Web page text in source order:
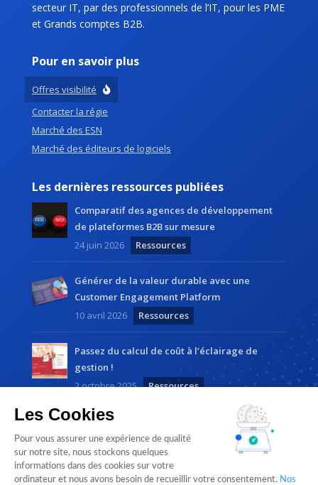
secteur IT, par des professionnels de l’IT, pour les PME
et Grands comptes B2B.
Pour en savoir plus
Offres visibilité
Contacter la régie
Marché des ESN
Marché des éditeurs de logiciels
Les dernières ressources publiées
Comparatif des agences de développement
de plateformes B2B sur mesure
24 juin 2026
Ressources
Générer de la valeur durable avec une
Customer Engagement Platform
10 avril 2026
Ressources
Passez du calcul de coût à l’éclairage de
gestion !
2 octobre 2025
Ressources
Les Cookies
Pour vous assurer une expérience de qualité
sur notre site, nous stockons quelques
informations dans des cookies sur votre
ordinateur et nous avons besoin de recueillir votre consentement. Nos